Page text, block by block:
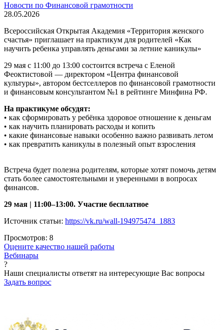
Новости по Финансовой грамотности
28.05.2026
Всероссийская Открытая Академия «Территория женского
счастья» приглашает на практикум для родителей «Как
научить ребенка управлять деньгами за летние каникулы»
29 мая с 11:00 до 13:00 состоится встреча с Еленой
Феоктистовой — директором «Центра финансовой
культуры», автором бестселлеров по финансовой грамотности
и финансовым консультантом №1 в рейтинге Минфина РФ.
На практикуме обсудят:
• как сформировать у ребёнка здоровое отношение к деньгам
• как научить планировать расходы и копить
• какие финансовые навыки особенно важно развивать летом
• как превратить каникулы в полезный опыт взросления
Встреча будет полезна родителям, которые хотят помочь детям
стать более самостоятельными и уверенными в вопросах
финансов.
29 мая | 11:00–13:00. Участие бесплатное
Источник статьи: https://vk.ru/wall-194975474_1883
Просмотров: 8
Оцените качество нашей работы
Вебинары
?
Наши специалисты ответят на интересующие Вас вопросы
Задать вопрос